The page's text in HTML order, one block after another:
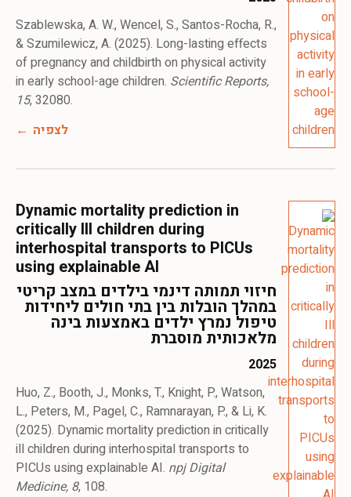
Szablewska, A. W., Wencel, S., Santos-Rocha, R.,
& Szumilewicz, A. (2025). Long-lasting effects
of pregnancy and childbirth on physical activity
in early school-age children. Scientific Reports,
15, 32080.
לצפיה
Dynamic mortality prediction in
critically Ill children during
interhospital transports to PICUs
using explainable AI
חיזוי תמותה דינמי בילדים במצב קריטי
במהלך הובלות בין בתי חולים ליחידות
טיפול נמרץ ילדים באמצעות בינה
מלאכותית מוסברת
2025
Huo, Z., Booth, J., Monks, T., Knight, P., Watson,
L., Peters, M., Pagel, C., Ramnarayan, P., & Li, K.
(2025). Dynamic mortality prediction in critically
ill children during interhospital transports to
PICUs using explainable AI. npj Digital
Medicine, 8, 108.